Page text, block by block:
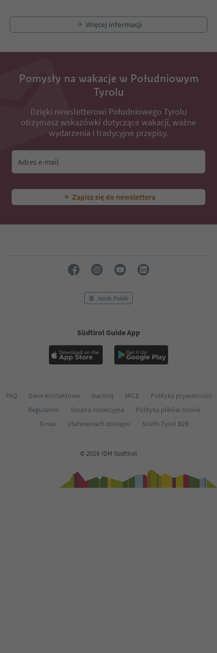
Więcej informacji
Pomysły na wakacje w Południowym
Tyrolu
Dzięki newsletterowi Południowego Tyrolu
otrzymasz wskazówki dotyczące wakacji, ważne
wydarzenia i tradycyjne przepisy.
Adres e-mail
Zapisz się do newslettera
Język: Polski
Südtirol Guide App
FAQ Dane kontaktowe Naciśnij MICE
Polityka prywatności
Regulamin
Stopka redakcyjna
Polityka plików cookie
O nas
Ułatwieniach dostępu South Tyrol B2B
© 2026 IDM Südtirol